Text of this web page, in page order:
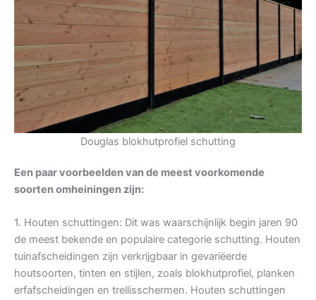
Douglas blokhutprofiel schutting
Een paar voorbeelden van de meest voorkomende
soorten omheiningen zijn:
1. Houten schuttingen: Dit was waarschijnlijk begin jaren 90
de meest bekende en populaire categorie schutting. Houten
tuinafscheidingen zijn verkrijgbaar in gevariëerde
houtsoorten, tinten en stijlen, zoals blokhutprofiel, planken
erfafscheidingen en trellisschermen. Houten schuttingen